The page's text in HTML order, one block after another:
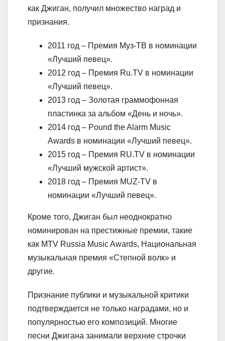
как Джиган, получил множество наград и
признания.
2011 год – Премия Муз-ТВ в номинации
«Лучший певец».
2012 год – Премия Ru.TV в номинации
«Лучший певец».
2013 год – Золотая граммофонная
пластинка за альбом «День и ночь».
2014 год – Pound the Alarm Music
Awards в номинации «Лучший певец».
2015 год – Премия RU.TV в номинации
«Лучший мужской артист».
2018 год – Премия MUZ-TV в
номинации «Лучший певец».
Кроме того, Джиган был неоднократно
номинирован на престижные премии, такие
как MTV Russia Music Awards, Национальная
музыкальная премия «Степной волк» и
другие.
Признание публики и музыкальной критики
подтверждается не только наградами, но и
популярностью его композиций. Многие
песни Джигана занимали верхние строчки